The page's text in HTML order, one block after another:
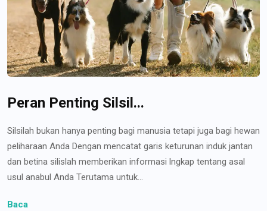
Peran Penting Silsil...
Silsilah bukan hanya penting bagi manusia tetapi juga bagi hewan
peliharaan Anda Dengan mencatat garis keturunan induk jantan
dan betina silislah memberikan informasi lngkap tentang asal
usul anabul Anda Terutama untuk...
Baca